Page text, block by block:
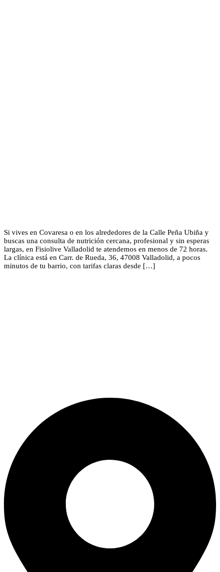
Si vives en Covaresa o en los alrededores de la Calle Peña Ubiña y
buscas una consulta de nutrición cercana, profesional y sin esperas
largas, en Fisiolive Valladolid te atendemos en menos de 72 horas.
La clínica está en Carr. de Rueda, 36, 47008 Valladolid, a pocos
minutos de tu barrio, con tarifas claras desde […]